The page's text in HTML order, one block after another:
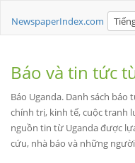
NewspaperIndex.com
Báo và tin tức
Báo Uganda. Danh sách
chính trị, kinh tế, cuộc tranh
nguồn tin từ Uganda được
cứu, nhà báo và những